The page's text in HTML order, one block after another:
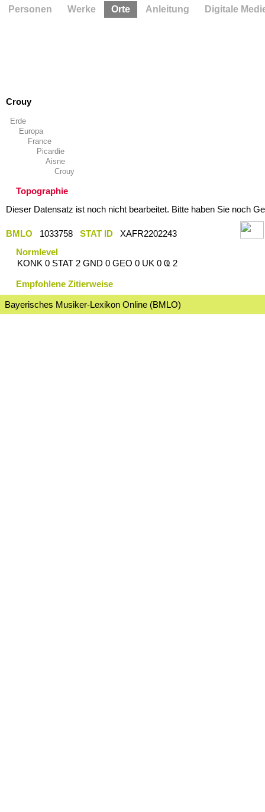
Crouy
Erde
Europa
France
Picardie
Aisne
Crouy
Topographie
Dieser Datensatz ist noch nicht bearbeitet. Bitte haben Sie noch
BMLO 1033758 STAT ID
XAFR2202243
Normlevel
KONK 0 STAT 2 GND 0 GEO 0 UK 0 Ҩ 2
Empfohlene Zitierweise
Bayerisches Musiker-Lexikon Online (BMLO)
Personen Werke Orte Anleitung Digitale